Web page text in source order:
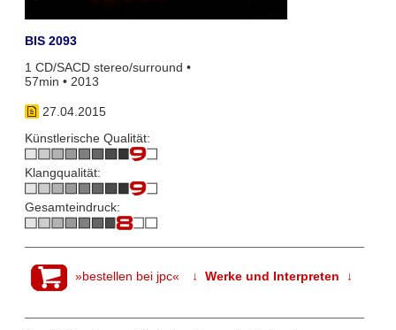
BIS 2093
1 CD/SACD stereo/surround •
57min • 2013
27.04.2015
Künstlerische Qualität:
Klangqualität:
Gesamteindruck:
»bestellen bei jpc« ↓ Werke und Interpreten ↓